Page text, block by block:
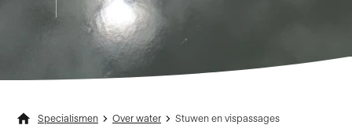
Specialismen Over water Stuwen en vispassages